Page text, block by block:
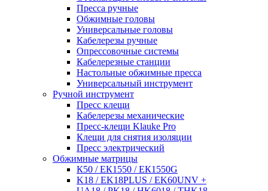
Пресса ручные
Обжимные головы
Универсальные головы
Кабелерезы ручные
Опрессовочные системы
Кабелерезные станции
Настольные обжимные пресса
Универсальный инструмент
Ручной инструмент
Пресс клещи
Кабелерезы механические
Пресс-клещи Klauke Pro
Клещи для снятия изоляции
Пресс электрический
Обжимные матрицы
К50 / ЕК1550 / ЕК1550G
K18 / EK18PLUS / EK60UNV +